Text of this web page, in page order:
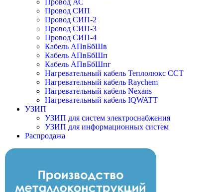
Провод АС
Провод СИП
Провод СИП-2
Провод СИП-3
Провод СИП-4
Кабель АПвБбШв
Кабель АПвБбШп
Кабель АПвБбШпг
Нагревательный кабель Теплолюкс ССТ
Нагревательный кабель Raychem
Нагревательный кабель Nexans
Нагревательный кабель IQWATT
УЗИП
УЗИП для систем электроснабжения
УЗИП для информационных систем
Распродажа